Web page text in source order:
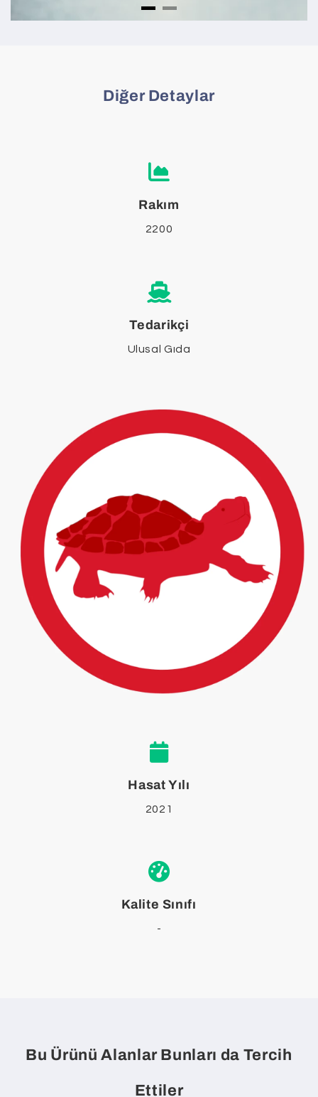
Diğer Detaylar
Rakım
2200
Tedarikçi
Ulusal Gıda
Hasat Yılı
2021
Kalite Sınıfı
-
Bu Ürünü Alanlar Bunları da Tercih
Ettiler